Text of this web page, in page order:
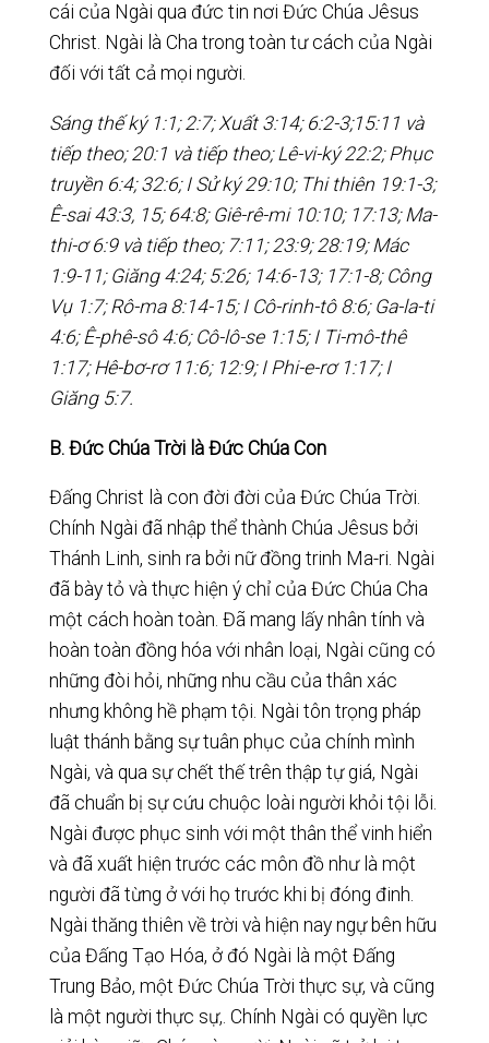
cái của Ngài qua đức tin nơi Đức Chúa Jêsus
Christ. Ngài là Cha trong toàn tư cách của Ngài
đối với tất cả mọi người.
Sáng thế ký 1:1; 2:7; Xuất 3:14; 6:2-3;15:11 và
tiếp theo; 20:1 và tiếp theo; Lê-vi-ký 22:2; Phục
truyền 6:4; 32:6; I Sử ký 29:10; Thi thiên 19:1-3;
Ê-sai 43:3, 15; 64:8; Giê-rê-mi 10:10; 17:13; Ma-
thi-ơ 6:9 và tiếp theo; 7:11; 23:9; 28:19; Mác
1:9-11; Giăng 4:24; 5:26; 14:6-13; 17:1-8; Công
Vụ 1:7; Rô-ma 8:14-15; I Cô-rinh-tô 8:6; Ga-la-ti
4:6; Ê-phê-sô 4:6; Cô-lô-se 1:15; I Ti-mô-thê
1:17; Hê-bơ-rơ 11:6; 12:9; I Phi-e-rơ 1:17; I
Giăng 5:7.
B. Đức Chúa Trời là Đức Chúa Con
Đấng Christ là con đời đời của Đức Chúa Trời.
Chính Ngài đã nhập thể thành Chúa Jêsus bởi
Thánh Linh, sinh ra bởi nữ đồng trinh Ma-ri. Ngài
đã bày tỏ và thực hiện ý chỉ của Đức Chúa Cha
một cách hoàn toàn. Đã mang lấy nhân tính và
hoàn toàn đồng hóa với nhân loại, Ngài cũng có
những đòi hỏi, những nhu cầu của thân xác
nhưng không hề phạm tội. Ngài tôn trọng pháp
luật thánh bằng sự tuân phục của chính mình
Ngài, và qua sự chết thế trên thập tự giá, Ngài
đã chuẩn bị sự cứu chuộc loài người khỏi tội lỗi.
Ngài được phục sinh với một thân thể vinh hiển
và đã xuất hiện trước các môn đồ như là một
người đã từng ở với họ trước khi bị đóng đinh.
Ngài thăng thiên về trời và hiện nay ngự bên hữu
của Đấng Tạo Hóa, ở đó Ngài là một Đấng
Trung Bảo, một Đức Chúa Trời thực sự, và cũng
là một người thực sự,. Chính Ngài có quyền lực